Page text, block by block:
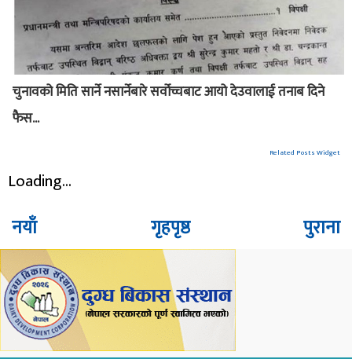
चुनावको मिति सार्ने नसार्नेबारे सर्वोच्चबाट आयो देउवालाई तनाब दिने
फैस...
Related Posts Widget
Loading...
नयाँ पुराना
गृहपृष्ठ